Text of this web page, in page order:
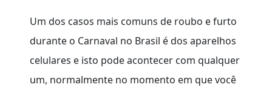
Um dos casos mais comuns de roubo e furto
durante o Carnaval no Brasil é dos aparelhos
celulares e isto pode acontecer com qualquer
um, normalmente no momento em que você